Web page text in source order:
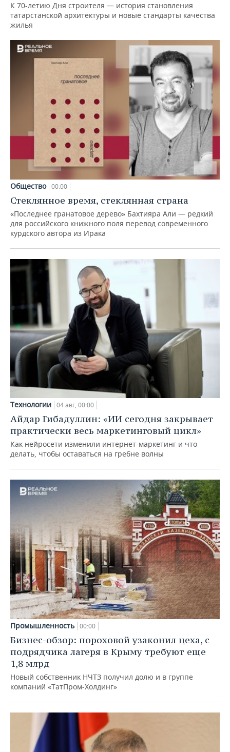
К 70-летию Дня строителя — история становления
татарстанской архитектуры и новые стандарты качества
жилья
Общество 00:00
Стеклянное время, стеклянная страна
«Последнее гранатовое дерево» Бахтияра Али — редкий
для российского книжного поля перевод современного
курдского автора из Ирака
Технологии 04 авг, 00:00
Айдар Гибадуллин: «ИИ сегодня закрывает
практически весь маркетинговый цикл»
Как нейросети изменили интернет-маркетинг и что
делать, чтобы оставаться на гребне волны
Промышленность 00:00
Бизнес-обзор: пороховой узаконил цеха, с
подрядчика лагеря в Крыму требуют еще
1,8 млрд
Новый собственник НЧТЗ получил долю и в группе
компаний «ТатПром-Холдинг»